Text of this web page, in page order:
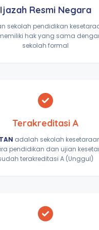
Ijazah Resmi Negara
sekolah pendidikan
hak yang sama
sekolah formal
Terakreditasi A
adalah sekolah
pendidikan dan ujian
terakreditasi A (Unggul)